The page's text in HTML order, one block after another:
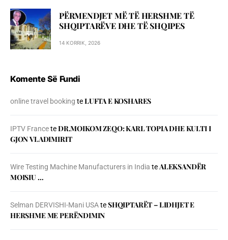
PËRMENDJET MË TË HERSHME TË
SHQIPTARËVE DHE TË SHQIPES
14 KORRIK, 2026
Komente Së Fundi
online travel booking teLUFTA E KOSHARES
IPTV FranceteDR.MOIKOM ZEQO: KARL TOPIA DHE KULTI I
GJON VLADIMIRIT
Wire Testing Machine Manufacturers in India teALEKSANDËR
MOISIU …
Selman DERVISHI-Mani USAteSHQIPTARËT – LIDHJET E
HERSHME ME PERËNDIMIN